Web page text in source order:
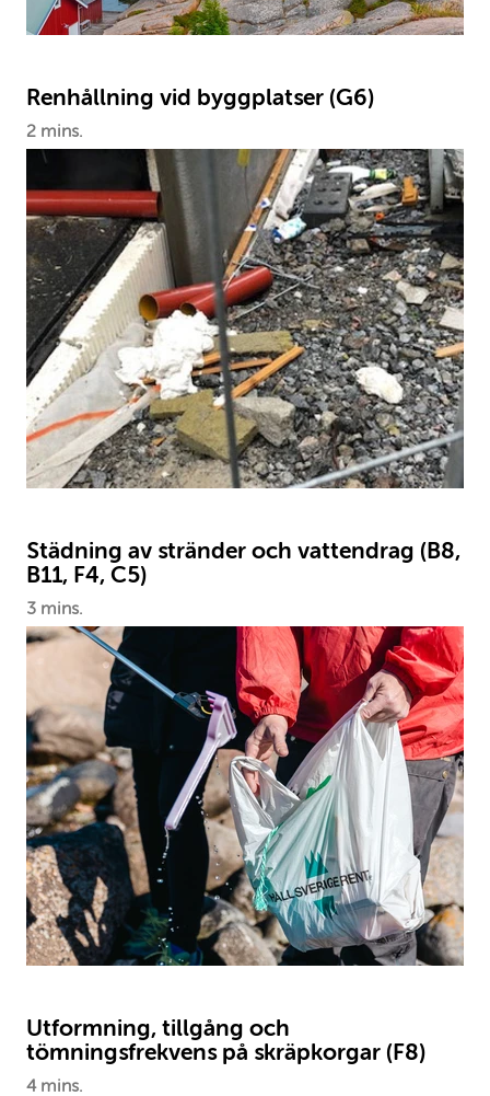
Renhållning vid byggplatser (G6)
2 mins.
Städning av stränder och vattendrag (B8,
B11, F4, C5)
3 mins.
Utformning, tillgång och
tömningsfrekvens på skräpkorgar (F8)
4 mins.